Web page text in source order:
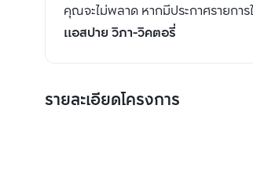
คุณจะไม่พลาด หากมีประกาศรายการ
แอสปาย วิภา-วิคตอรี่
รายละเอียดโครงการ